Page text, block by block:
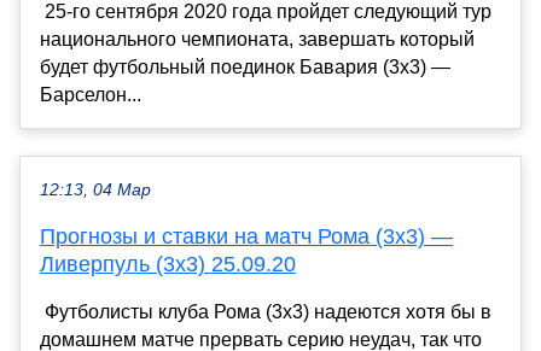
25-го сентября 2020 года пройдет следующий тур
национального чемпионата, завершать который
будет футбольный поединок Бавария (3х3) —
Барселон...
12:13, 04 Мар
Прогнозы и ставки на матч Рома (3х3) —
Ливерпуль (3х3) 25.09.20
Футболисты клуба Рома (3х3) надеются хотя бы в
домашнем матче прервать серию неудач, так что